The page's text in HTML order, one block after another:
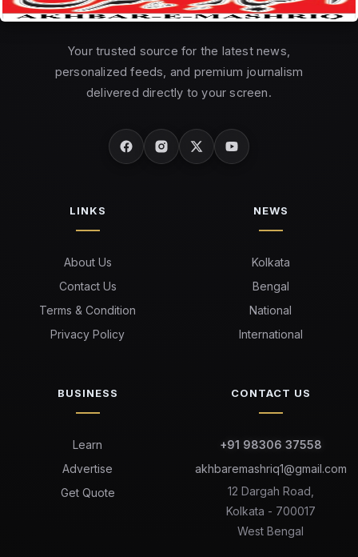
Your trusted source for the latest news,
personalized feeds, and premium journalism
delivered directly to your screen.
LINKS
About Us
Contact Us
Terms & Condition
Privacy Policy
NEWS
Kolkata
Bengal
National
International
BUSINESS
Learn
Advertise
Get Quote
CONTACT US
+91 98306 37558
akhbaremashriq1@gmail.com
12 Dargah Road,
Kolkata - 700017
West Bengal